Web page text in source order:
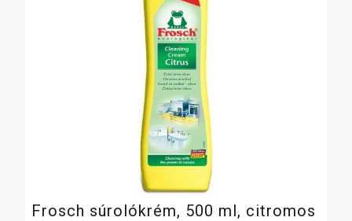
Frosch súrolókrém, 500 ml, citromos